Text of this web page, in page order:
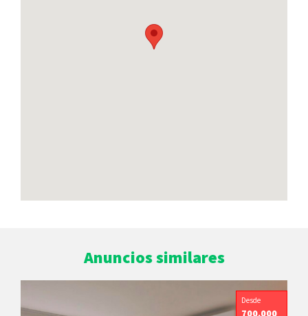
Anuncios similares
Desde
700.000